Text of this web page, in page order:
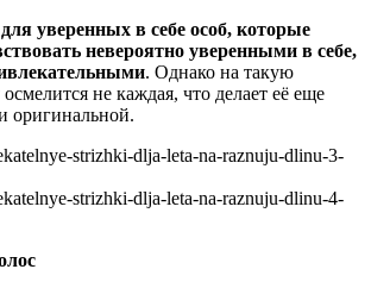
уверенных в себе особ, которые
невероятно уверенными в себе,
. Однако на такую
не каждая, что делает её еще
оригинальной.